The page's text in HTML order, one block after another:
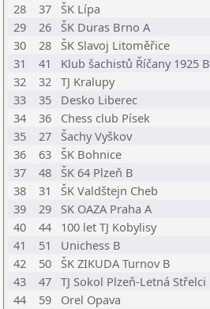
28
37 ŠK Lípa
29
26 ŠK Duras Brno A
30
28 ŠK Slavoj Litoměřice
31
41 Klub šachistů Říčany 1925 B
32
32 TJ Kralupy
33
35 Desko Liberec
34
36 Chess club Písek
35
27 Šachy Vyškov
36
63 ŠK Bohnice
37
48 ŠK 64 Plzeň B
38
31 ŠK Valdštejn Cheb
39
29 SK OAZA Praha A
40
44 100 let TJ Kobylisy
41
51 Unichess B
42
50 ŠK ZIKUDA Turnov B
43
47 TJ Sokol Plzeň-Letná Střelci
44
59 Orel Opava